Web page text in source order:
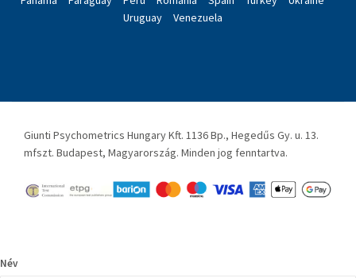
Uruguay
Venezuela
Giunti Psychometrics Hungary Kft. 1136 Bp., Hegedűs Gy. u. 13.
mfszt. Budapest, Magyarország. Minden jog fenntartva.
Név